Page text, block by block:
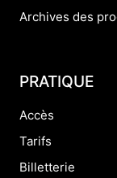
Archives des
PRATIQUE
Accès
Tarifs
Billetterie